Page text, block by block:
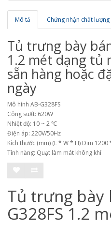
Mô tả Chứng nhận chất lượng
Tủ trưng bày
1.2 mét dạng tủ
sẵn hàng hoặc
ngày
Mô hình AB-G328FS
Công suất: 620W
Nhiệt độ: 10 ~ 2 ℃
Điện áp: 220V/50Hz
Kích thước (mm) (L * W * H) Dim
Tính năng: Quạt làm mát không khí
Tủ trưng bày
G328FS 1.2